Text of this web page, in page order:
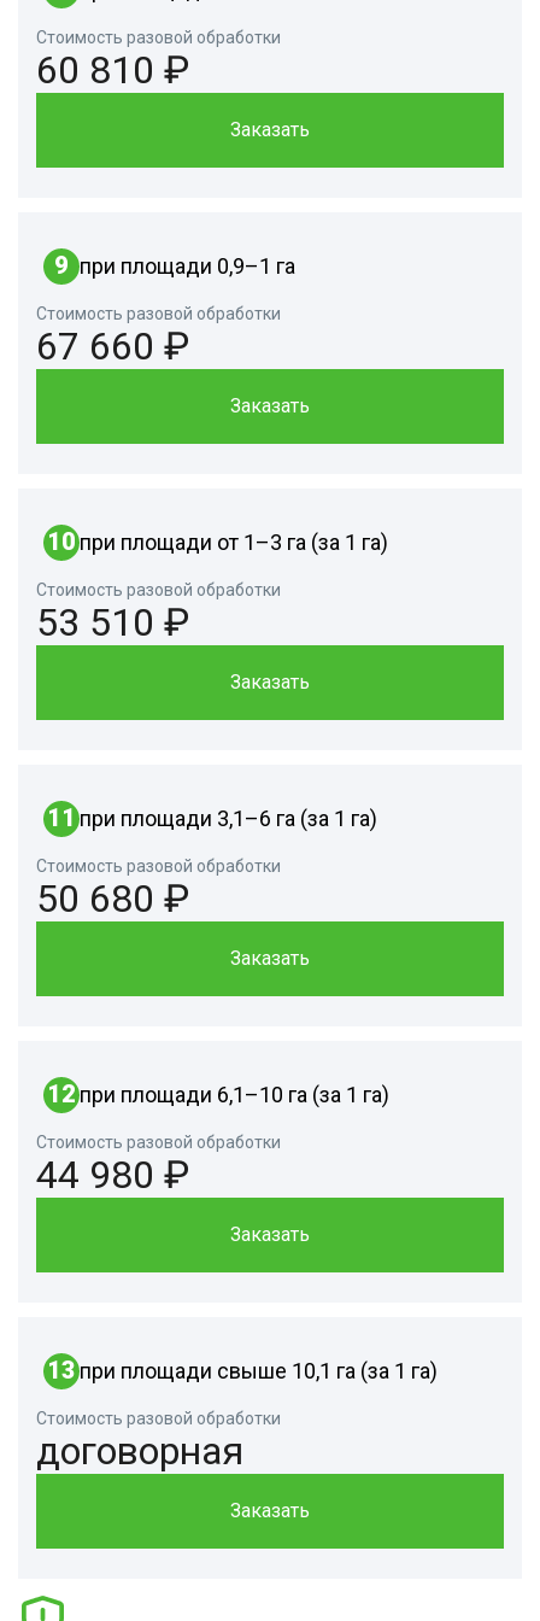
Стоимость разовой обработки
60 810 ₽
Заказать
9 при площади 0,9–1 га
Стоимость разовой обработки
67 660 ₽
Заказать
10при площади от 1–3 га (за 1 га)
Стоимость разовой обработки
53 510 ₽
Заказать
11при площади 3,1–6 га (за 1 га)
Стоимость разовой обработки
50 680 ₽
Заказать
12при площади 6,1–10 га (за 1 га)
Стоимость разовой обработки
44 980 ₽
Заказать
13при площади свыше 10,1 га (за 1 га)
Стоимость разовой обработки
договорная
Заказать